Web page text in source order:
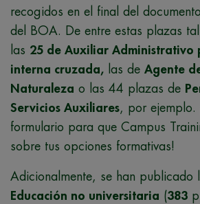
recogidos en el final del
del BOA. De entre estas plazas
las 25 de Auxiliar Administrativo
interna cruzada, las de Agente
Naturaleza o las 44 plazas de
Servicios Auxiliares, por ejemplo.
formulario para que Campus
sobre tus opciones formativas!
Adicionalmente, se han publicado
Educación no universitaria (383